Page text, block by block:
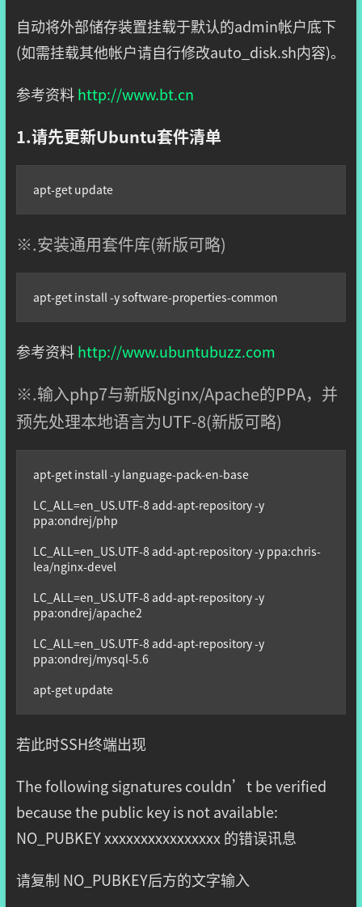
自动将外部储存装置挂载于默认的admin帐户底下
(如需挂载其他帐户请自行修改auto_disk.sh内容)。
参考资料http://www.bt.cn
1.请先更新Ubuntu套件清单
apt-get update
※.安装通用套件库(新版可略)
apt-get install -y software-properties-common
参考资料http://www.ubuntubuzz.com
※.输入php7与新版Nginx/Apache的PPA，并
预先处理本地语言为UTF-8(新版可略)
apt-get install -y language-pack-en-base
LC_ALL=en_US.UTF-8 add-apt-repository -y
ppa:ondrej/php
LC_ALL=en_US.UTF-8 add-apt-repository -y ppa:chris-
lea/nginx-devel
LC_ALL=en_US.UTF-8 add-apt-repository -y
ppa:ondrej/apache2
LC_ALL=en_US.UTF-8 add-apt-repository -y
ppa:ondrej/mysql-5.6
apt-get update
若此时SSH终端出现
The following signatures couldn’t be verified
because the public key is not available:
NO_PUBKEY xxxxxxxxxxxxxxxx 的错误讯息
请复制 NO_PUBKEY后方的文字输入